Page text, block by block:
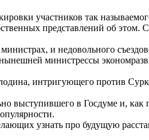
участников так
представлений об
и недовольного
министрессы
интригующего против
выступившего в Госдуме и,
узнать про будущую